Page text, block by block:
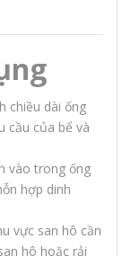
chiều dài ống
cầu của bể và
vào trong ống
hợp dinh
vực san hô cần
hô hoặc rải